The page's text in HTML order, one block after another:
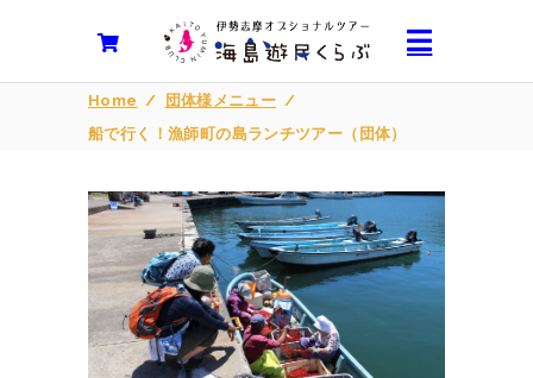
Home / 団体様メニュー /
船で行く！漁師町の島ランチツアー（団体）